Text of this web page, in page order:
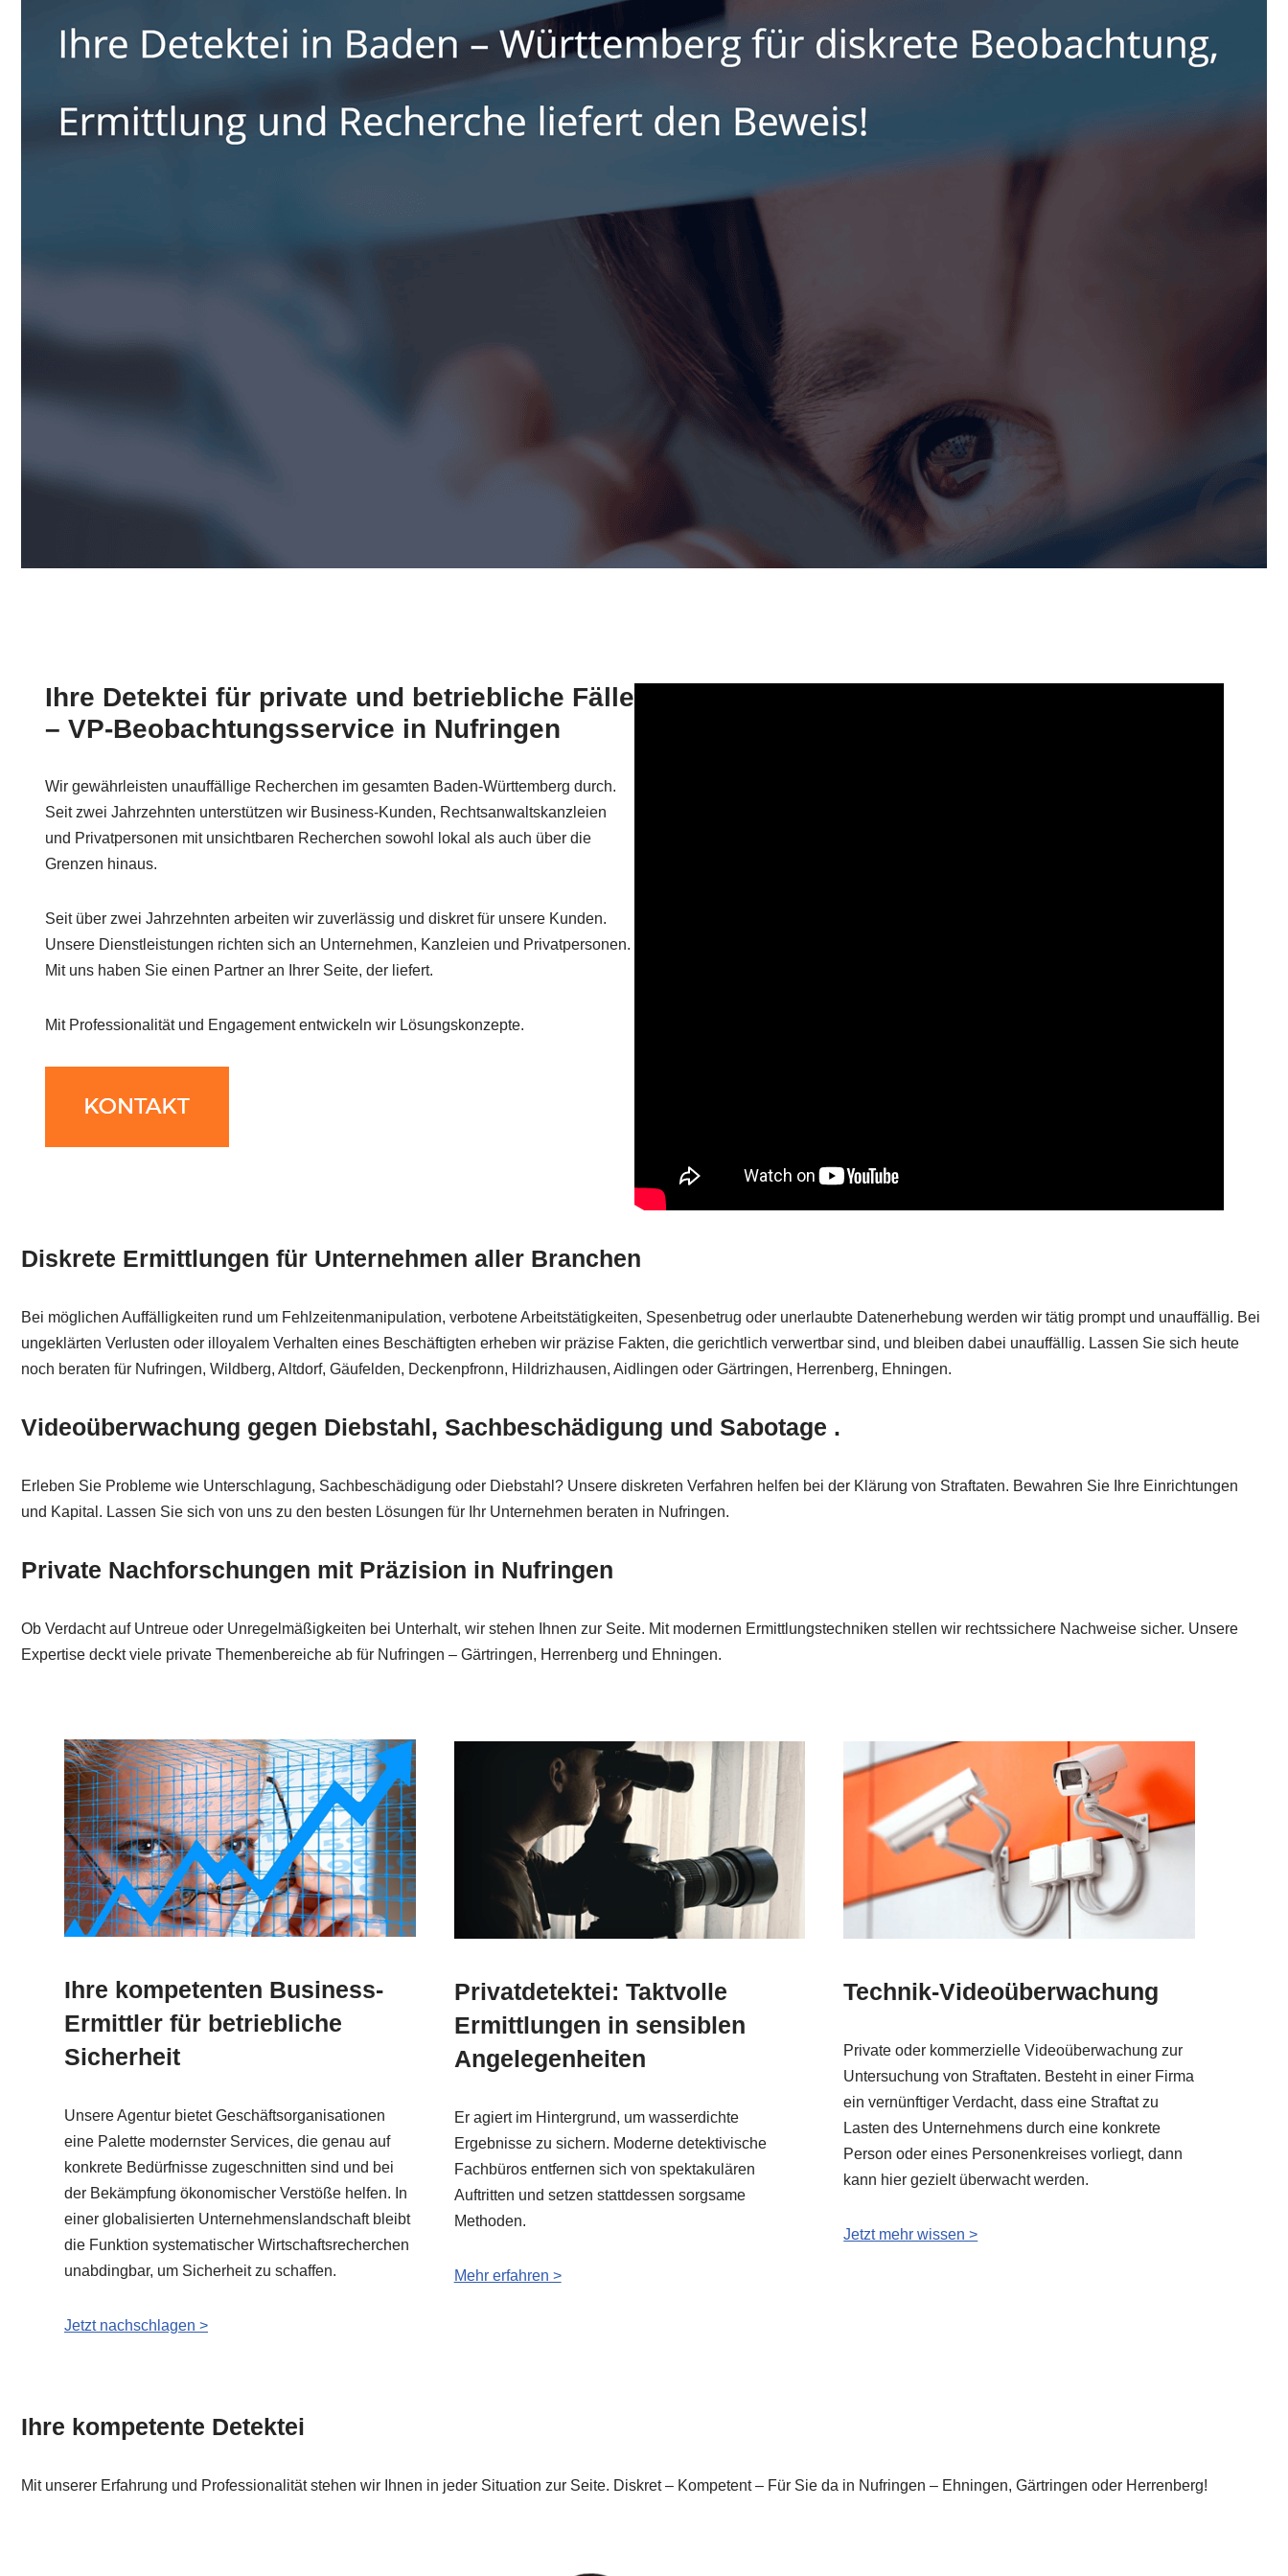
Ihre Detektei für private und betriebliche Fälle
– VP-Beobachtungsservice in Nufringen
Wir gewährleisten unauffällige Recherchen im gesamten Baden-Württemberg durch.
Seit zwei Jahrzehnten unterstützen wir Business-Kunden, Rechtsanwaltskanzleien
und Privatpersonen mit unsichtbaren Recherchen sowohl lokal als auch über die
Grenzen hinaus.
Seit über zwei Jahrzehnten arbeiten wir zuverlässig und diskret für unsere Kunden.
Unsere Dienstleistungen richten sich an Unternehmen, Kanzleien und Privatpersonen.
Mit uns haben Sie einen Partner an Ihrer Seite, der liefert.
Mit Professionalität und Engagement entwickeln wir Lösungskonzepte.
Diskrete Ermittlungen für Unternehmen aller Branchen
Bei möglichen Auffälligkeiten rund um Fehlzeitenmanipulation, verbotene Arbeitstätigkeiten, Spesenbetrug oder unerlaubte Datenerhebung werden wir tätig prompt und unauffällig. Bei
ungeklärten Verlusten oder illoyalem Verhalten eines Beschäftigten erheben wir präzise Fakten, die gerichtlich verwertbar sind, und bleiben dabei unauffällig. Lassen Sie sich heute
noch beraten für Nufringen, Wildberg, Altdorf, Gäufelden, Deckenpfronn, Hildrizhausen, Aidlingen oder Gärtringen, Herrenberg, Ehningen.
Videoüberwachung gegen Diebstahl, Sachbeschädigung und Sabotage .
Erleben Sie Probleme wie Unterschlagung, Sachbeschädigung oder Diebstahl? Unsere diskreten Verfahren helfen bei der Klärung von Straftaten. Bewahren Sie Ihre Einrichtungen
und Kapital. Lassen Sie sich von uns zu den besten Lösungen für Ihr Unternehmen beraten in Nufringen.
Private Nachforschungen mit Präzision in Nufringen
Ob Verdacht auf Untreue oder Unregelmäßigkeiten bei Unterhalt, wir stehen Ihnen zur Seite. Mit modernen Ermittlungstechniken stellen wir rechtssichere Nachweise sicher. Unsere
Expertise deckt viele private Themenbereiche ab für Nufringen – Gärtringen, Herrenberg und Ehningen.
Ihre kompetenten Business-
Ermittler für betriebliche
Sicherheit
Unsere Agentur bietet Geschäftsorganisationen
eine Palette modernster Services, die genau auf
konkrete Bedürfnisse zugeschnitten sind und bei
der Bekämpfung ökonomischer Verstöße helfen. In
einer globalisierten Unternehmenslandschaft bleibt
die Funktion systematischer Wirtschaftsrecherchen
unabdingbar, um Sicherheit zu schaffen.
Jetzt nachschlagen >
Privatdetektei: Taktvolle
Ermittlungen in sensiblen
Angelegenheiten
Er agiert im Hintergrund, um wasserdichte
Ergebnisse zu sichern. Moderne detektivische
Fachbüros entfernen sich von spektakulären
Auftritten und setzen stattdessen sorgsame
Methoden.
Mehr erfahren >
Technik-Videoüberwachung
Private oder kommerzielle Videoüberwachung zur
Untersuchung von Straftaten. Besteht in einer Firma
ein vernünftiger Verdacht, dass eine Straftat zu
Lasten des Unternehmens durch eine konkrete
Person oder eines Personenkreises vorliegt, dann
kann hier gezielt überwacht werden.
Jetzt mehr wissen >
Ihre kompetente Detektei
Mit unserer Erfahrung und Professionalität stehen wir Ihnen in jeder Situation zur Seite. Diskret – Kompetent – Für Sie da in Nufringen – Ehningen, Gärtringen oder Herrenberg!